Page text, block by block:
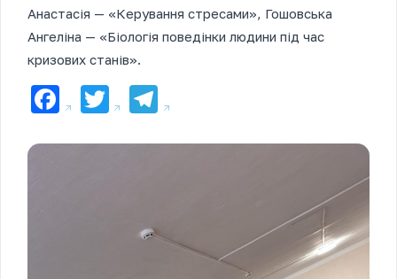
Анастасія — «Керування стресами», Гошовська
Ангеліна — «Біологія поведінки людини під час
кризових станів».
Facebook
TwitterTelegram